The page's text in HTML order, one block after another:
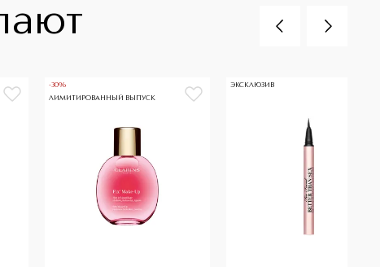
-30%
ЛИМИТИРОВАННЫЙ ВЫПУСК
ЭКСКЛЮЗИВ